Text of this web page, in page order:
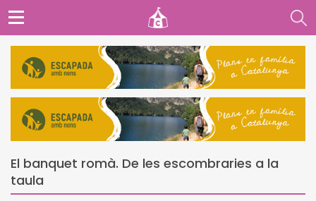
El banquet romà. De les escombraries a la
taula